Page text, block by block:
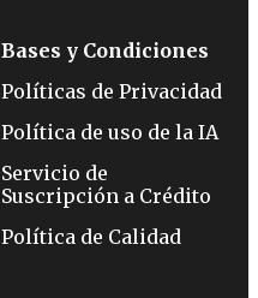
Bases y Condiciones
Políticas de Privacidad
Política de uso de la IA
Servicio de
Suscripción a Crédito
Política de Calidad